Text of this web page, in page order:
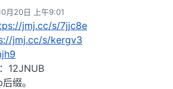
月20日 上午9:01
jmj.cc/s/7jjc8e
jmj.cc/s/kergv3
12JNUB
缀。